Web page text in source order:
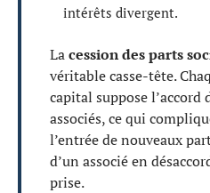
intérêts divergent.
Lacession des parts
véritable casse-tête.
capital suppose l’accord
associés, ce qui
l’entrée de nouveaux
d’un associé en
prise.